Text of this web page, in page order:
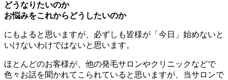
どうなりたいのか
お悩みをこれからどうしたいのか
にもよると思いますが、必ずしも皆様が「今日」始めないと
いけないわけではないと思います。
ほとんどのお客様が、他の発毛サロンやクリニックなどで
色々お話を聞かれてこられていると思いますが、当サロンで